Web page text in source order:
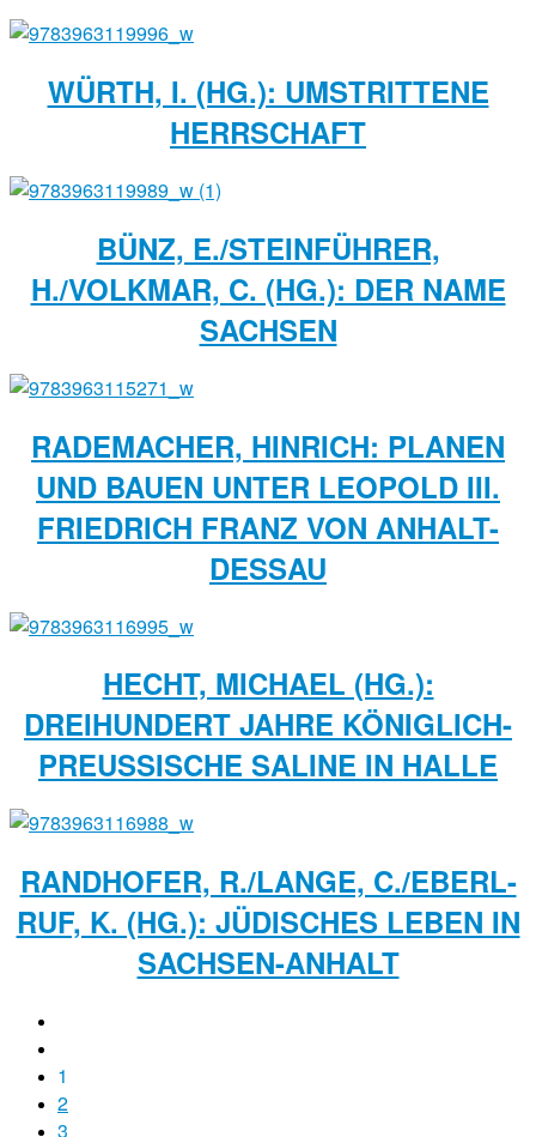
WÜRTH, I. (HG.): UMSTRITTENE
HERRSCHAFT
BÜNZ, E./STEINFÜHRER,
H./VOLKMAR, C. (HG.): DER NAME
SACHSEN
RADEMACHER, HINRICH: PLANEN
UND BAUEN UNTER LEOPOLD III.
FRIEDRICH FRANZ VON ANHALT-
DESSAU
HECHT, MICHAEL (HG.):
DREIHUNDERT JAHRE KÖNIGLICH-
PREUSSISCHE SALINE IN HALLE
RANDHOFER, R./LANGE, C./EBERL-
RUF, K. (HG.): JÜDISCHES LEBEN IN
SACHSEN-ANHALT
1
2
3